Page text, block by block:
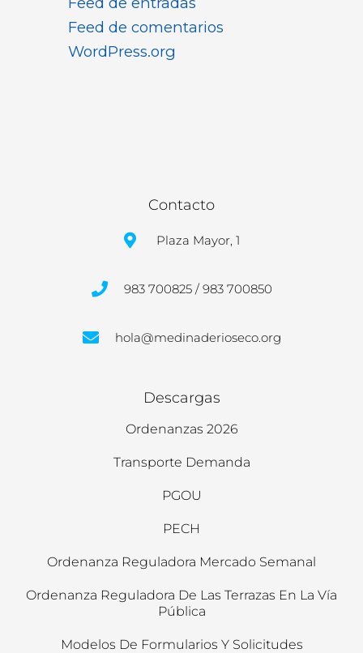
Feed de comentarios
WordPress.org
Contacto
Plaza Mayor, 1
983 700825 / 983 700850
hola@medinaderioseco.org
Descargas
Ordenanzas 2026
Transporte Demanda
PGOU
PECH
Ordenanza Reguladora Mercado Semanal
Ordenanza Reguladora De Las Terrazas En La Vía
Pública
Modelos De Formularios Y Solicitudes